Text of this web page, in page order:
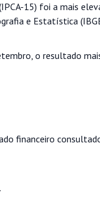
15) foi a mais
e Estatística
o resultado
financeiro